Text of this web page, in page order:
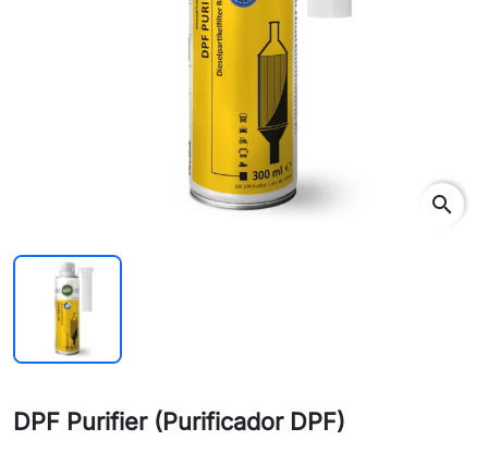
search
DPF Purifier (Purificador DPF)